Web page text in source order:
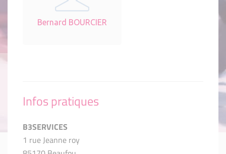
Bernard BOURCIER
Infos pratiques
B3SERVICES
1 rue Jeanne roy